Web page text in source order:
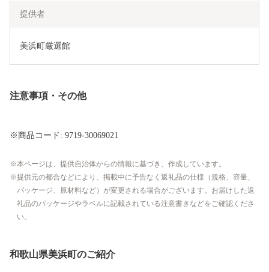
提供者
美浜町厳選館
注意事項・その他
※商品コード: 9719-30069021
本ページは、提供自治体からの情報に基づき、作成しています。
提供元の都合などにより、掲載中に予告なく返礼品の仕様（規格、容量、
パッケージ、原材料など）が変更される場合がございます。お届けした返
礼品のパッケージやラベルに記載されている注意書きなどをご確認くださ
い。
和歌山県美浜町のご紹介